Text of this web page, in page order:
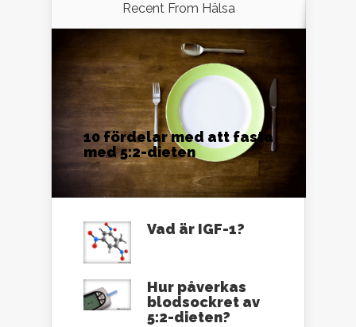
Recent From Hälsa
10 fördelar med att fasta
med 5:2-dieten
Vad är IGF-1?
Hur påverkas
blodsockret av
5:2-dieten?